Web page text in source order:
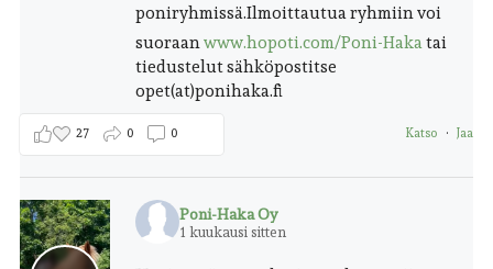
poniryhmissä.Ilmoittautua ryhmiin voi
suoraanwww.hopoti.com/Poni-Hakatai
tiedustelut sähköpostitse
opet(at)ponihaka.fi
Katso · Jaa
27 0 0
Poni-Haka Oy
1 kuukausi sitten